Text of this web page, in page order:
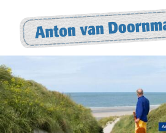
Inhalt
springen